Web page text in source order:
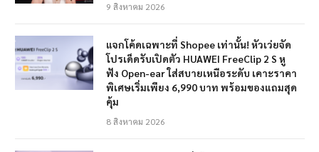
9 สิงหาคม 2026
แจกโค้ดเฉพาะที่ Shopee เท่านั้น! หัวเว่ยจัด
โปรเด็ดรับเปิดตัว HUAWEI FreeClip 2 S หู
ฟัง Open-ear ใส่สบายเหนือระดับ เคาะราคา
พิเศษเริ่มเพียง 6,990 บาท พร้อมของแถมสุด
คุ้ม
8 สิงหาคม 2026